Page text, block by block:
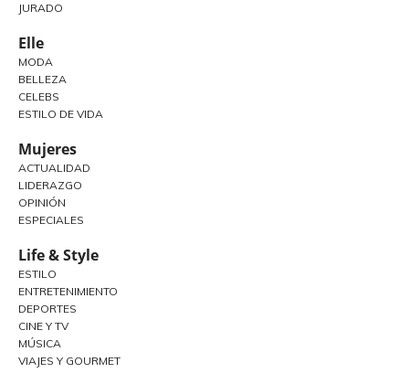
JURADO
Elle
MODA
BELLEZA
CELEBS
ESTILO DE VIDA
Mujeres
ACTUALIDAD
LIDERAZGO
OPINIÓN
ESPECIALES
Life & Style
ESTILO
ENTRETENIMIENTO
DEPORTES
CINE Y TV
MÚSICA
VIAJES Y GOURMET